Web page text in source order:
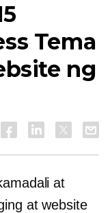
Tema
ng
at
at website